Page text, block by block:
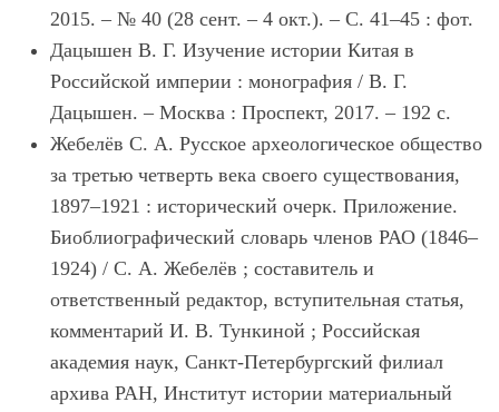
2015. – № 40 (28 сент. – 4 окт.). – С. 41–45 : фот.
Дацышен В. Г. Изучение истории Китая в
Российской империи : монография / В. Г.
Дацышен. – Москва : Проспект, 2017. – 192 с.
Жебелёв С. А. Русское археологическое общество
за третью четверть века своего существования,
1897–1921 : исторический очерк. Приложение.
Биоблиографический словарь членов РАО (1846–
1924) / С. А. Жебелёв ; составитель и
ответственный редактор, вступительная статья,
комментарий И. В. Тункиной ; Российская
академия наук, Санкт-Петербургский филиал
архива РАН, Институт истории материальный